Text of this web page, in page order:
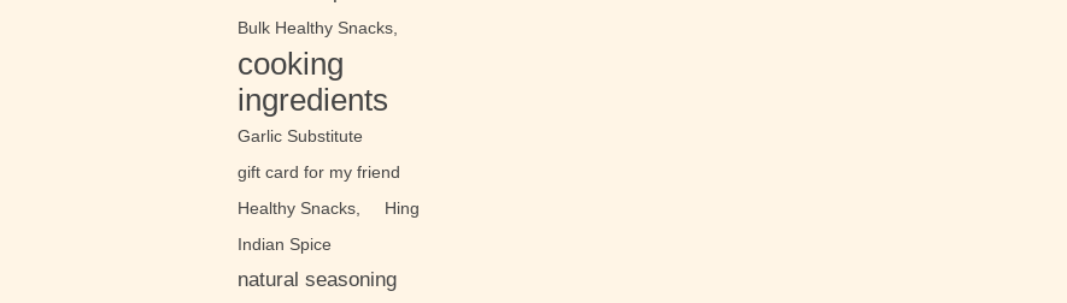
Bulk Healthy Snacks,
cooking
ingredients
Garlic Substitute
gift card for my friend
Healthy Snacks,
Hing
Indian Spice
natural seasoning